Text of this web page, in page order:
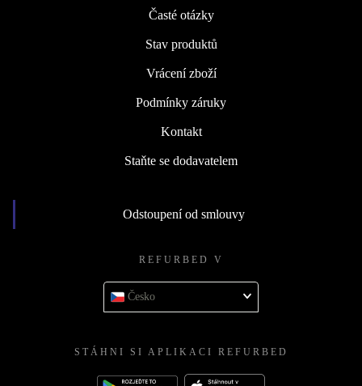
Časté otázky
Stav produktů
Vrácení zboží
Podmínky záruky
Kontakt
Staňte se dodavatelem
Odstoupení od smlouvy
REFURBED V
Česko
STÁHNI SI APLIKACI REFURBED